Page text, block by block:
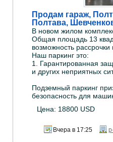
Продам гараж,
Полтава,
В новом жилом
Общая площадь 13
возможность
Наш паркинг это:
1. Гарантированная
и других неприятных
Подземный паркинг
безопасность для
Цена: 18800 USD
Вчера в 17:25